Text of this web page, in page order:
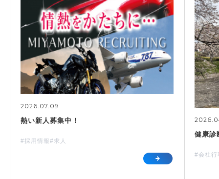
2026.07.09
熱い新人募集中！
#採用情報#求人
健康診
#会社行